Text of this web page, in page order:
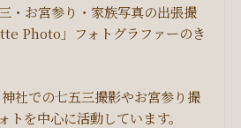
・お宮参り・家族写真の出張撮
Photo」フォトグラファーのき
社での七五三撮影やお宮参り撮
トを中心に活動しています。